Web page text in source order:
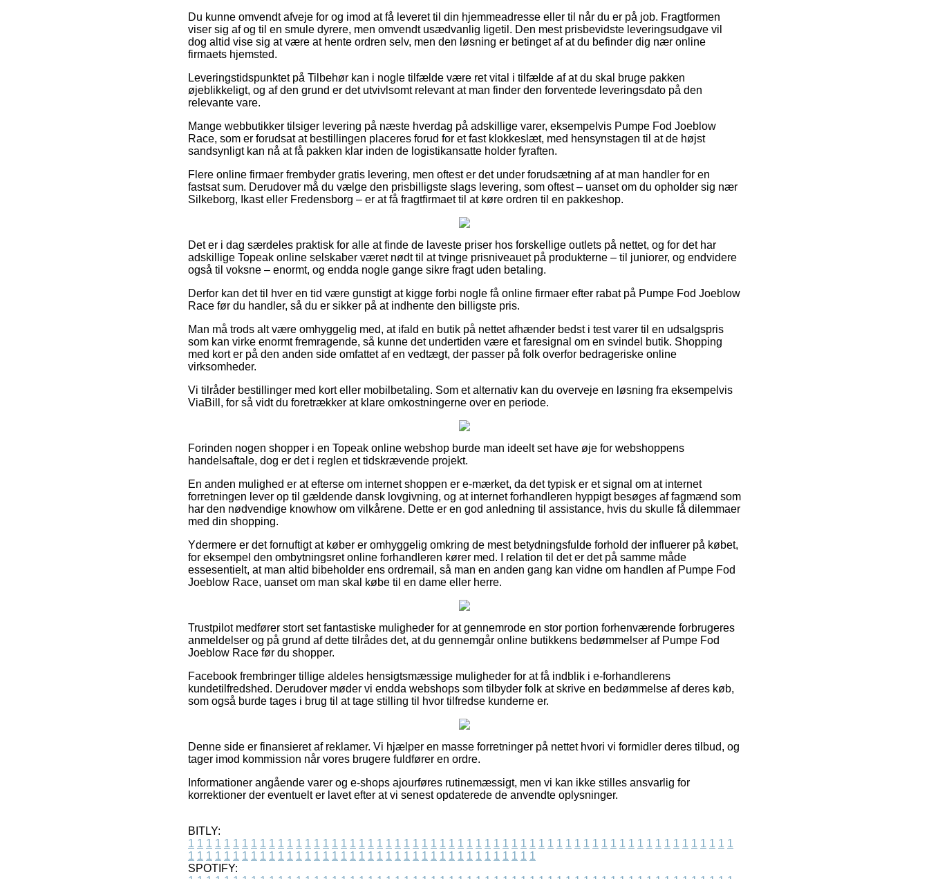
Du kunne omvendt afveje for og imod at få leveret til din hjemmeadresse eller til når du er på job. Fragtformen
viser sig af og til en smule dyrere, men omvendt usædvanlig ligetil. Den mest prisbevidste leveringsudgave vil
dog altid vise sig at være at hente ordren selv, men den løsning er betinget af at du befinder dig nær online
firmaets hjemsted.
Leveringstidspunktet på Tilbehør kan i nogle tilfælde være ret vital i tilfælde af at du skal bruge pakken
øjeblikkeligt, og af den grund er det utvivlsomt relevant at man finder den forventede leveringsdato på den
relevante vare.
Mange webbutikker tilsiger levering på næste hverdag på adskillige varer, eksempelvis Pumpe Fod Joeblow
Race, som er forudsat at bestillingen placeres forud for et fast klokkeslæt, med hensynstagen til at de højst
sandsynligt kan nå at få pakken klar inden de logistikansatte holder fyraften.
Flere online firmaer frembyder gratis levering, men oftest er det under forudsætning af at man handler for en
fastsat sum. Derudover må du vælge den prisbilligste slags levering, som oftest – uanset om du opholder sig nær
Silkeborg, Ikast eller Fredensborg – er at få fragtfirmaet til at køre ordren til en pakkeshop.
Det er i dag særdeles praktisk for alle at finde de laveste priser hos forskellige outlets på nettet, og for det har
adskillige Topeak online selskaber været nødt til at tvinge prisniveauet på produkterne – til juniorer, og endvidere
også til voksne – enormt, og endda nogle gange sikre fragt uden betaling.
Derfor kan det til hver en tid være gunstigt at kigge forbi nogle få online firmaer efter rabat på Pumpe Fod Joeblow
Race før du handler, så du er sikker på at indhente den billigste pris.
Man må trods alt være omhyggelig med, at ifald en butik på nettet afhænder bedst i test varer til en udsalgspris
som kan virke enormt fremragende, så kunne det undertiden være et faresignal om en svindel butik. Shopping
med kort er på den anden side omfattet af en vedtægt, der passer på folk overfor bedrageriske online
virksomheder.
Vi tilråder bestillinger med kort eller mobilbetaling. Som et alternativ kan du overveje en løsning fra eksempelvis
ViaBill, for så vidt du foretrækker at klare omkostningerne over en periode.
Forinden nogen shopper i en Topeak online webshop burde man ideelt set have øje for webshoppens
handelsaftale, dog er det i reglen et tidskrævende projekt.
En anden mulighed er at efterse om internet shoppen er e-mærket, da det typisk er et signal om at internet
forretningen lever op til gældende dansk lovgivning, og at internet forhandleren hyppigt besøges af fagmænd som
har den nødvendige knowhow om vilkårene. Dette er en god anledning til assistance, hvis du skulle få dilemmaer
med din shopping.
Ydermere er det fornuftigt at køber er omhyggelig omkring de mest betydningsfulde forhold der influerer på købet,
for eksempel den ombytningsret online forhandleren kører med. I relation til det er det på samme måde
essesentielt, at man altid bibeholder ens ordremail, så man en anden gang kan vidne om handlen af Pumpe Fod
Joeblow Race, uanset om man skal købe til en dame eller herre.
Trustpilot medfører stort set fantastiske muligheder for at gennemrode en stor portion forhenværende forbrugeres
anmeldelser og på grund af dette tilrådes det, at du gennemgår online butikkens bedømmelser af Pumpe Fod
Joeblow Race før du shopper.
Facebook frembringer tillige aldeles hensigtsmæssige muligheder for at få indblik i e-forhandlerens
kundetilfredshed. Derudover møder vi endda webshops som tilbyder folk at skrive en bedømmelse af deres køb,
som også burde tages i brug til at tage stilling til hvor tilfredse kunderne er.
Denne side er finansieret af reklamer. Vi hjælper en masse forretninger på nettet hvori vi formidler deres tilbud, og
tager imod kommission når vores brugere fuldfører en ordre.
Informationer angående varer og e-shops ajourføres rutinemæssigt, men vi kan ikke stilles ansvarlig for
korrektioner der eventuelt er lavet efter at vi senest opdaterede de anvendte oplysninger.
BITLY:
1 1 1 1 1 1 1 1 1 1 1 1 1 1 1 1 1 1 1 1 1 1 1 1 1 1 1 1 1 1 1 1 1 1 1 1 1 1 1 1 1 1 1 1 1 1 1 1 1 1 1 1 1 1 1 1 1 1 1 1 1
1 1 1 1 1 1 1 1 1 1 1 1 1 1 1 1 1 1 1 1 1 1 1 1 1 1 1 1 1 1 1 1 1 1 1 1 1 1 1
SPOTIFY: